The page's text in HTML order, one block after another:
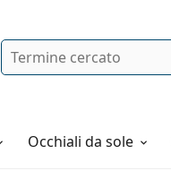
Ricerca
Occhiali da sole